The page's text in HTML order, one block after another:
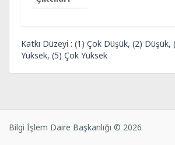
Katkı Düzeyi : (1) Çok Düşük, (2) Düşük,
Yüksek, (5) Çok Yüksek
Bilgi İşlem Daire Başkanlığı © 2026